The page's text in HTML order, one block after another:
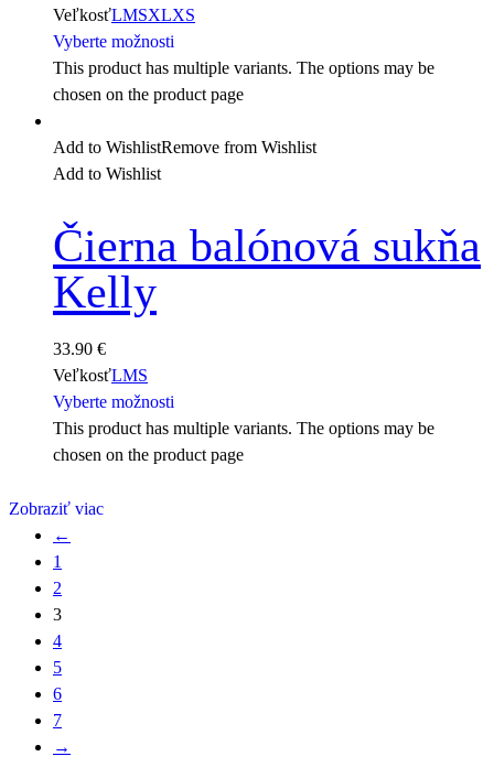
VeľkosťLMSXLXS
Vyberte možnosti
This product has multiple variants. The options may be
chosen on the product page
Add to WishlistRemove from Wishlist
Add to Wishlist
Čierna balónová sukňa
Kelly
33.90 €
VeľkosťLMS
Vyberte možnosti
This product has multiple variants. The options may be
chosen on the product page
Zobraziť viac
←
1
2
3
4
5
6
7
→